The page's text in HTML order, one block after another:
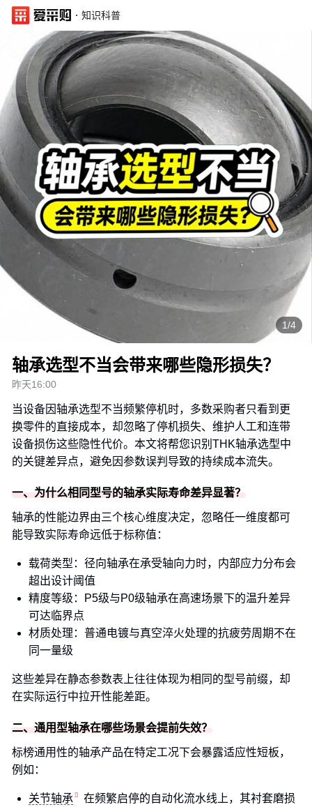
· 知识科普
1/4
轴承选型不当会带来哪些隐形损失？
昨天16:00
当设备因轴承选型不当频繁停机时，多数采购者只看到更
换零件的直接成本，却忽略了停机损失、维护人工和连带
设备损伤这些隐性代价。本文将帮您识别THK轴承选型中
的关键差异点，避免因参数误判导致的持续成本流失。
一、为什么相同型号的轴承实际寿命差异显著？
轴承的性能边界由三个核心维度决定，忽略任一维度都可
能导致实际寿命远低于标称值：
载荷类型：径向轴承在承受轴向力时，内部应力分布会
超出设计阈值
精度等级：P5级与P0级轴承在高速场景下的温升差异
可达临界点
材质处理：普通电镀与真空淬火处理的抗疲劳周期不在
同一量级
这些差异在静态参数表上往往体现为相同的型号前缀，却
在实际运行中拉开性能差距。
二、通用型轴承在哪些场景会提前失效？
标榜通用性的轴承产品在特定工况下会暴露适应性短板，
例如：
关节轴承
在频繁启停的自动化流水线上，其衬套磨损